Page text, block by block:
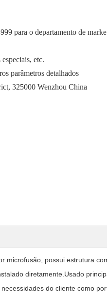
para o departamento de
etc.
parâmetros detalhados
325000 Wenzhou China
microfusão, possui estrutura
diretamente.Usado
do cliente como